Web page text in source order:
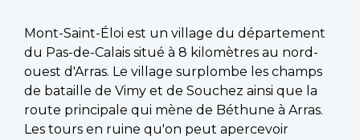
Mont-Saint-Éloi est un village du département
du Pas-de-Calais situé à 8 kilomètres au nord-
ouest d'Arras. Le village surplombe les champs
de bataille de Vimy et de Souchez ainsi que la
route principale qui mène de Béthune à Arras.
Les tours en ruine qu'on peut apercevoir